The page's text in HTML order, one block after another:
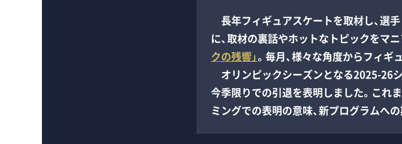
長年フィギュアスケートを取材し、選
に、取材の裏話やホットなトピックをマ
クの残響」 。毎月、様々な角度からフィギ
オリンピックシーズンとなる2025-26
今季限りでの引退を表明しました。これ
ミングでの表明の意味、新プログラムへ